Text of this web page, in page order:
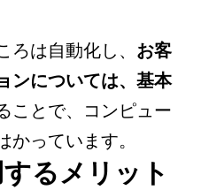
ろは自動化し、 お客
ンについては、基本
ことで、コンピュー
かっています。
るメリット